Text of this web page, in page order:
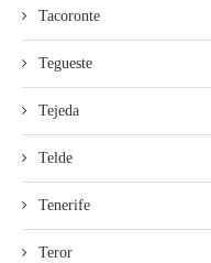
Tacoronte
Tegueste
Tejeda
Telde
Tenerife
Teror